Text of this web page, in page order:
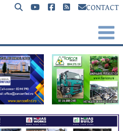
CONTACT